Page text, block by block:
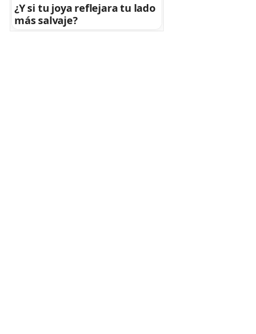
¿Y si tu joya reflejara tu lado
más salvaje?